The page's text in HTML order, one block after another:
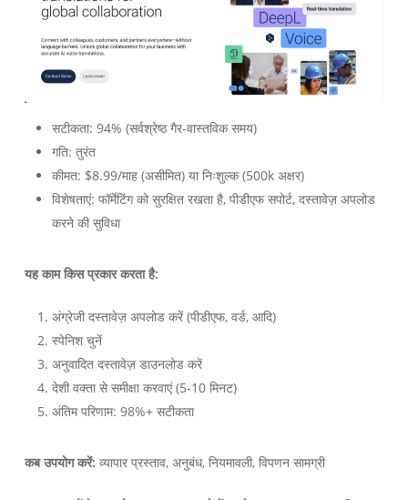
सटीकता: 94% (सर्वश्रेष्ठ गैर-वास्तविक समय)
गति: तुरंत
कीमत: $8.99/माह (असीमित) या निःशुल्क (500k अक्षर)
विशेषताएं: फॉर्मेटिंग को सुरक्षित रखता है, पीडीएफ सपोर्ट, दस्तावेज़ अपलोड
करने की सुविधा
यह काम किस प्रकार करता है:
अंग्रेजी दस्तावेज़ अपलोड करें (पीडीएफ, वर्ड, आदि)
स्पेनिश चुनें
अनुवादित दस्तावेज़ डाउनलोड करें
देशी वक्ता से समीक्षा करवाएं (5-10 मिनट)
अंतिम परिणाम: 98%+ सटीकता
कब उपयोग करें: व्यापार प्रस्ताव, अनुबंध, नियमावली, विपणन सामग्री